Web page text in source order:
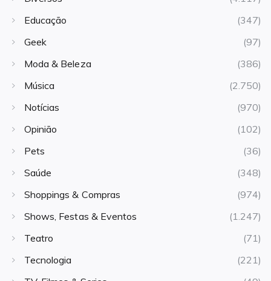
Educação
(347)
Geek
(97)
Moda & Beleza
(386)
Música
(2.750)
Notícias
(970)
Opinião
(102)
Pets
(36)
Saúde
(348)
Shoppings & Compras
(974)
Shows, Festas & Eventos
(1.247)
Teatro
(71)
Tecnologia
(221)